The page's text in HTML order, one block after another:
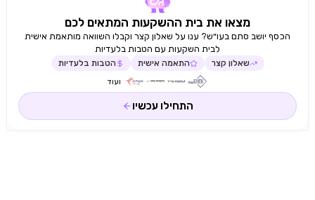
מצאו את בית ההשקעות המתאים לכם
הכסף יושב סתם בעו״ש? ענו על שאלון קצר וקבלו השוואה מותאמת אישית
לבית השקעות עם הטבות בלעדיות
שאלון קצר התאמה אישית הטבות בלעדיות
ועוד
התחילו עכשיו